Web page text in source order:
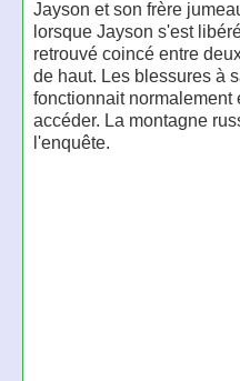
Jayson et son frère
lorsque Jayson s'est
retrouvé coincé entre
de haut. Les blessures à
fonctionnait normalement
accéder. La montagne
l'enquête.